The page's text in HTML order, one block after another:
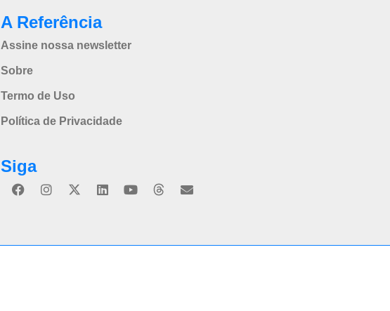
A Referência
Assine nossa newsletter
Sobre
Termo de Uso
Política de Privacidade
Siga